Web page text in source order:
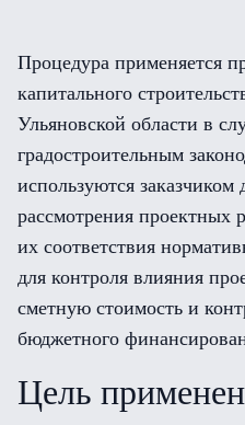
Процедура применяется
капитального
Ульяновской области в
градостроительным
используются заказчиком
рассмотрения проектных
их соответствия
для контроля влияния
сметную стоимость и
бюджетного
Цель